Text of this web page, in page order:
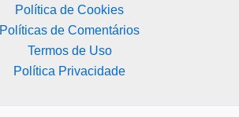
Política de Cookies
Políticas de Comentários
Termos de Uso
Política Privacidade